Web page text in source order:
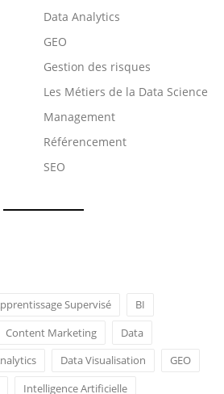
Data Analytics
GEO
Gestion des risques
Les Métiers de la Data Science
Management
Référencement
SEO
Supervisé
BI
Content Marketing
Data
Data Visualisation
GEO
Intelligence Artificielle